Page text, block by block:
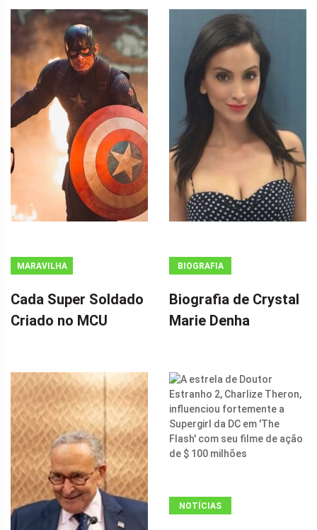
MARAVILHA
Cada Super Soldado
Criado no MCU
BIOGRAFIA
Biografia de Crystal
Marie Denha
NOTÍCIAS